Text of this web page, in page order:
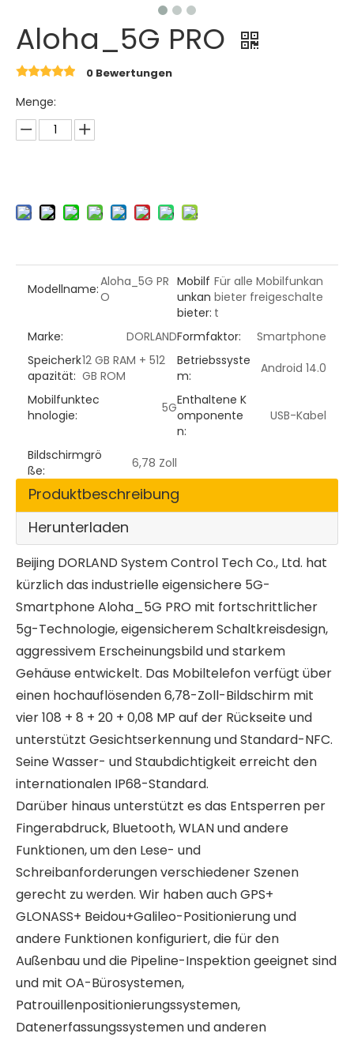
Aloha_5G PRO
0 Bewertungen
Menge:
Modellname:Aloha_5G PR
O
Mobilf
unkan
bieter:
Für alle Mobilfunkan
bieter freigeschalte
t
Marke:
DORLANDFormfaktor:
Smartphone
Speicherk
apazität:
12 GB RAM + 512
GB ROM
Betriebssyste
m:
Android 14.0
Mobilfunktec
hnologie:
5GEnthaltene K
omponente
n:
USB-Kabel
Bildschirmgrö
ße:
6,78 Zoll
Produktbeschreibung
Herunterladen
Beijing DORLAND System Control Tech Co., Ltd. hat
kürzlich das industrielle eigensichere 5G-
Smartphone Aloha_5G PRO mit fortschrittlicher
5g-Technologie, eigensicherem Schaltkreisdesign,
aggressivem Erscheinungsbild und starkem
Gehäuse entwickelt. Das Mobiltelefon verfügt über
einen hochauflösenden 6,78-Zoll-Bildschirm mit
vier 108 + 8 + 20 + 0,08 MP auf der Rückseite und
unterstützt Gesichtserkennung und Standard-NFC.
Seine Wasser- und Staubdichtigkeit erreicht den
internationalen IP68-Standard.
Darüber hinaus unterstützt es das Entsperren per
Fingerabdruck, Bluetooth, WLAN und andere
Funktionen, um den Lese- und
Schreibanforderungen verschiedener Szenen
gerecht zu werden. Wir haben auch GPS+
GLONASS+ Beidou+Galileo-Positionierung und
andere Funktionen konfiguriert, die für den
Außenbau und die Pipeline-Inspektion geeignet sind
und mit OA-Bürosystemen,
Patrouillenpositionierungssystemen,
Datenerfassungssystemen und anderen